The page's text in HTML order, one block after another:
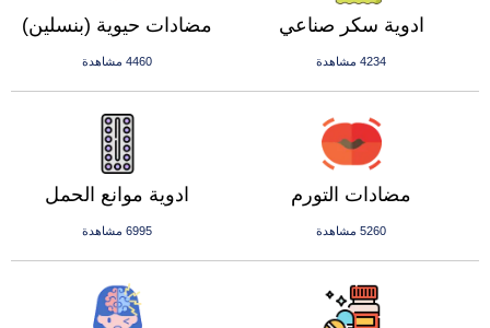
مضادات حيوية (بنسلين)
4460 مشاهدة
ادوية سكر صناعي
4234 مشاهدة
ادوية موانع الحمل
6995 مشاهدة
مضادات التورم
5260 مشاهدة